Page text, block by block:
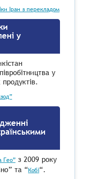
Іран з перекладом
у
у
Гео” з 2009 року
та “Кобі“.